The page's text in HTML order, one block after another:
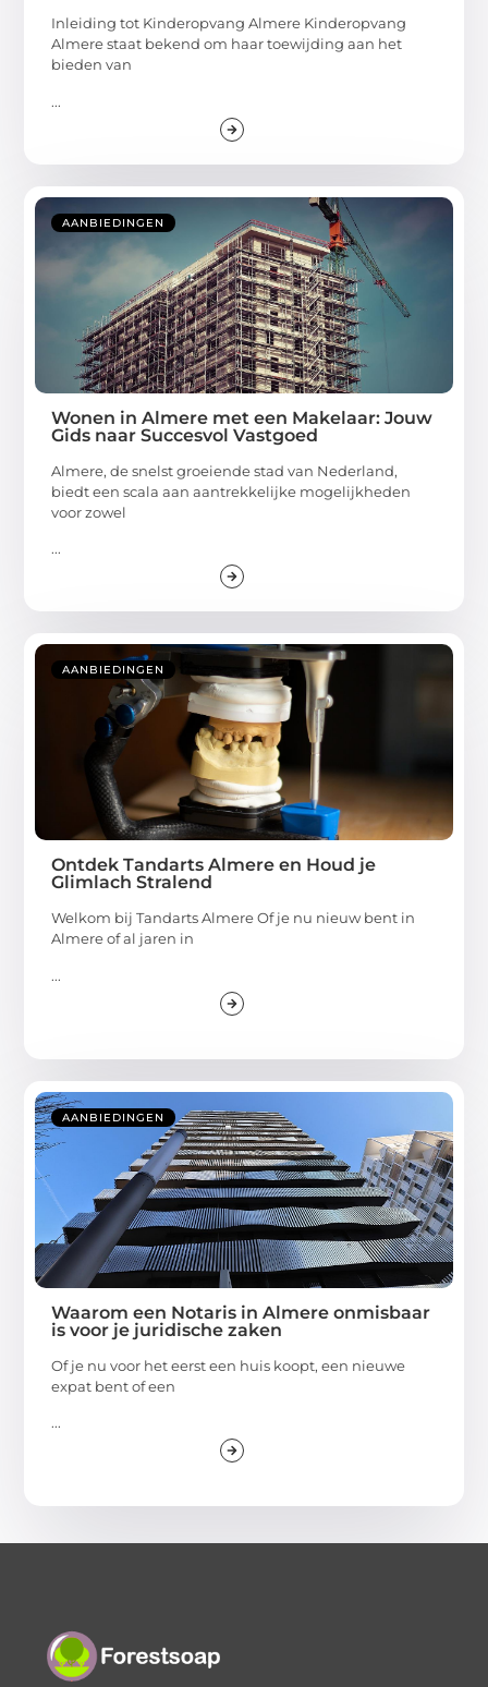
Inleiding tot Kinderopvang Almere Kinderopvang
Almere staat bekend om haar toewijding aan het
bieden van
...
AANBIEDINGEN
Wonen in Almere met een Makelaar: Jouw
Gids naar Succesvol Vastgoed
Almere, de snelst groeiende stad van Nederland,
biedt een scala aan aantrekkelijke mogelijkheden
voor zowel
...
AANBIEDINGEN
Ontdek Tandarts Almere en Houd je
Glimlach Stralend
Welkom bij Tandarts Almere Of je nu nieuw bent in
Almere of al jaren in
...
AANBIEDINGEN
Waarom een Notaris in Almere onmisbaar
is voor je juridische zaken
Of je nu voor het eerst een huis koopt, een nieuwe
expat bent of een
...